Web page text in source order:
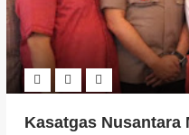
Kasatgas Nusantara